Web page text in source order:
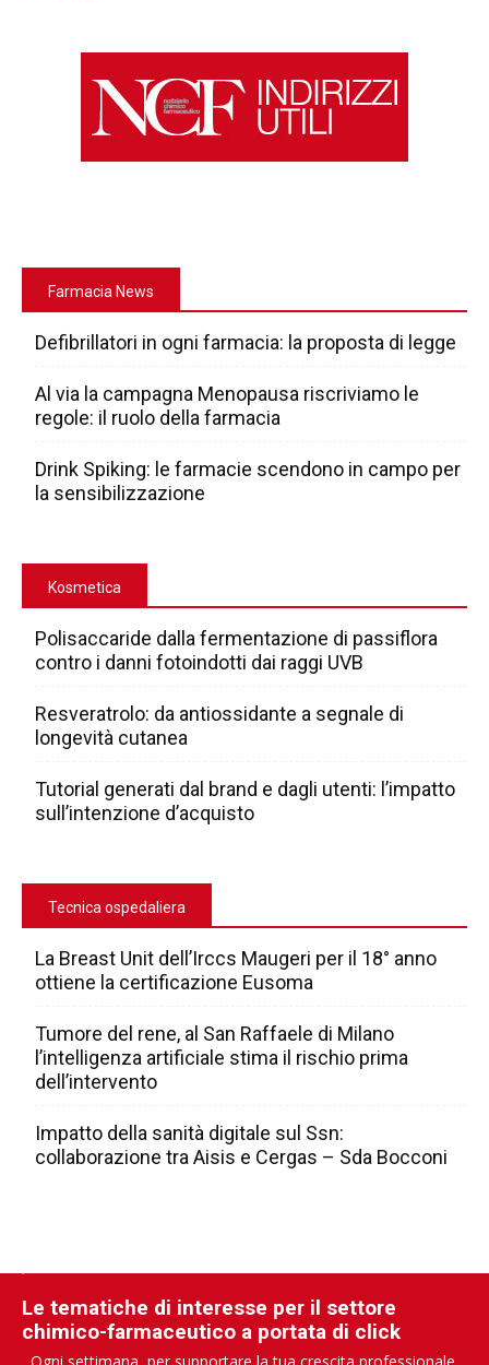
Farmacia News
Defibrillatori in ogni farmacia: la proposta di legge
Al via la campagna Menopausa riscriviamo le
regole: il ruolo della farmacia
Drink Spiking: le farmacie scendono in campo per
la sensibilizzazione
Kosmetica
Polisaccaride dalla fermentazione di passiflora
contro i danni fotoindotti dai raggi UVB
Resveratrolo: da antiossidante a segnale di
longevità cutanea
Tutorial generati dal brand e dagli utenti: l’impatto
sull’intenzione d’acquisto
Tecnica ospedaliera
La Breast Unit dell’Irccs Maugeri per il 18° anno
ottiene la certificazione Eusoma
Tumore del rene, al San Raffaele di Milano
l’intelligenza artificiale stima il rischio prima
dell’intervento
Impatto della sanità digitale sul Ssn:
collaborazione tra Aisis e Cergas – Sda Bocconi
Le tematiche di interesse per il settore
chimico-farmaceutico a portata di click